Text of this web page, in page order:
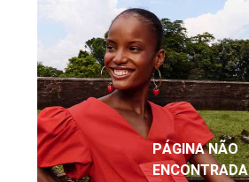
PÁGINA NÃO
ENCONTRADA